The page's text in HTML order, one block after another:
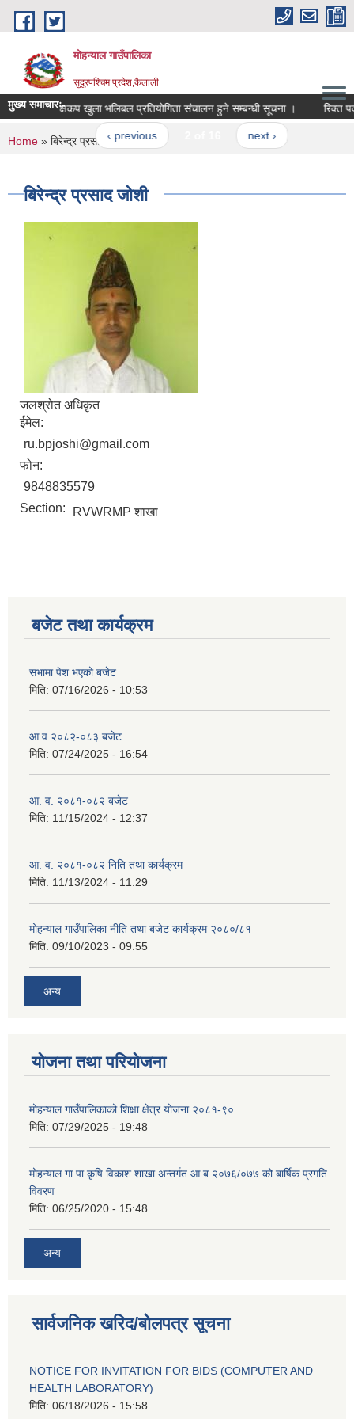
Skip to main content
मोहन्याल गाउँपालिका
सुदूरपश्चिम प्रदेश,कैलाली
मुख्य समाचारः-
अध्यक्षकप खुला भलिबल प्रतियोगिता संचालन हुने सम्बन्धी सूचना । रिक्त
‹ previous next ›
You are here
Home » बिरेन्द्र प्रसाद जोशी
बिरेन्द्र प्रसाद जोशी
जलश्रोत अधिकृत
ईमेल:
ru.bpjoshi@gmail.com
फोन:
9848835579
Section:
RVWRMP शाखा
बजेट तथा कार्यक्रम
सभामा पेश भएको बजेट
मिति: 07/16/2026 - 10:53
आ व २०८२-०८३ बजेट
मिति: 07/24/2025 - 16:54
आ. व. २०८१-०८२ बजेट
मिति: 11/15/2024 - 12:37
आ. व. २०८१-०८२ निति तथा कार्यक्रम
मिति: 11/13/2024 - 11:29
मोहन्याल गाउँपालिका नीति तथा बजेट कार्यक्रम २०८०/८१
मिति: 09/10/2023 - 09:55
अन्य
योजना तथा परियोजना
मोहन्याल गाउँपालिकाको शिक्षा क्षेत्र योजना २०८१-९०
मिति: 07/29/2025 - 19:48
मोहन्याल गा.पा कृषि विकाश शाखा अन्तर्गत आ.ब.२०७६/०७७ को बार्षिक प्रगति
विवरण
मिति: 06/25/2020 - 15:48
अन्य
सार्वजनिक खरिद/बोलपत्र सूचना
NOTICE FOR INVITATION FOR BIDS (COMPUTER AND
HEALTH LABORATORY)
मिति: 06/18/2026 - 15:58